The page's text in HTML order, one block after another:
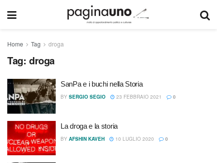
Home Tag droga
Tag: droga
SanPa e i buchi nella Storia
BY SERGIO SEGIO 23 FEBBRAIO 2021 0
La droga e la storia
BY AFSHIN KAVEH 10 LUGLIO 2020 0